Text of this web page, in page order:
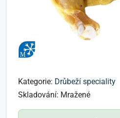
Kategorie: Drůbeží speciality
Skladování: Mražené